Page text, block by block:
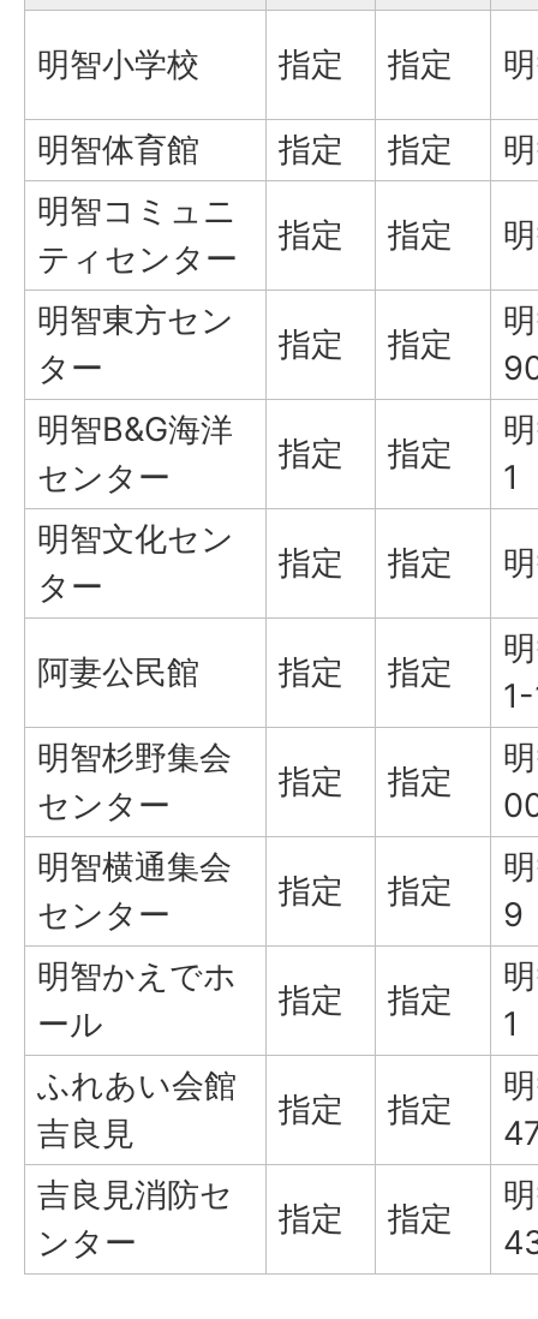
明智小学校 指定 指定
明智体育館 指定 指定
明智コミュニ
ティセンター
指定 指定
明智東方セン
ター
指定 指定
明智B&G海洋
センター
指定 指定
1
明智文化セン
ター
指定 指定
阿妻公民館 指定 指定
明智杉野集会
センター
指定 指定
明智横通集会
センター
指定 指定
9
明智かえでホ
ール
指定 指定
1
ふれあい会館
吉良見
指定 指定
吉良見消防セ
ンター
指定 指定